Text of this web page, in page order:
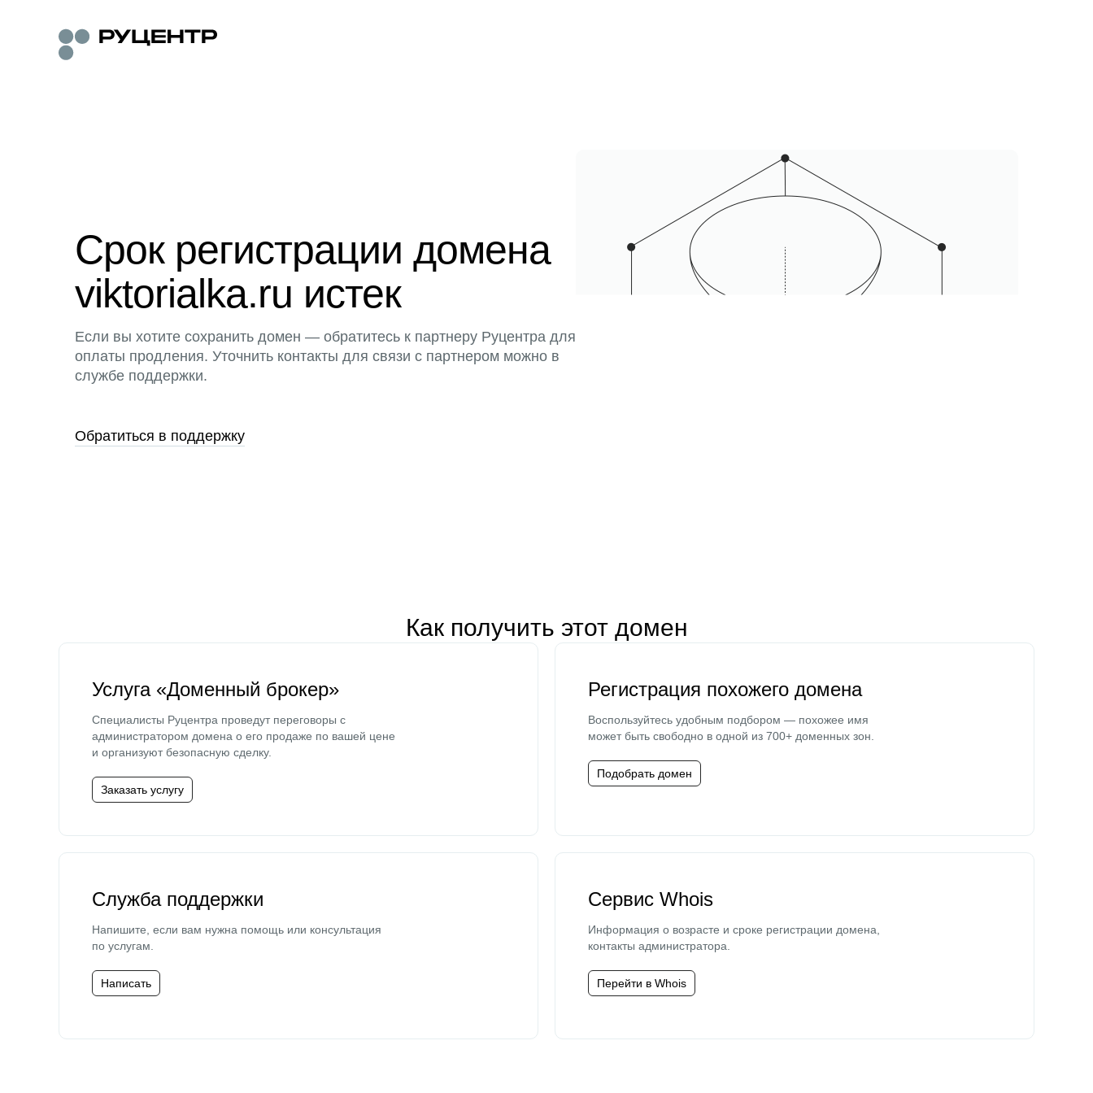
Срок регистрации домена
viktorialka.ru истек
Если вы хотите сохранить домен — обратитесь к партнеру Руцентра для
оплаты продления. Уточнить контакты для связи с партнером можно в
службе поддержки.
Обратиться в поддержку
Как получить этот домен
Услуга «Доменный брокер»
Специалисты Руцентра проведут переговоры с
администратором домена о его продаже по вашей цене
и организуют безопасную сделку.
Заказать услугу
Регистрация похожего домена
Воспользуйтесь удобным подбором — похожее имя
может быть свободно в одной из 700+ доменных зон.
Подобрать домен
Служба поддержки
Напишите, если вам нужна помощь или консультация
по услугам.
Написать
Сервис Whois
Информация о возрасте и сроке регистрации домена,
контакты администратора.
Перейти в Whois